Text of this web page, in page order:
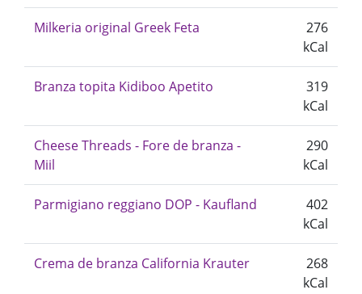
Milkeria original Greek Feta
276
kCal
Branza topita Kidiboo Apetito
319
kCal
Cheese Threads - Fore de branza -
Miil
290
kCal
Parmigiano reggiano DOP - Kaufland
402
kCal
Crema de branza California Krauter
268
kCal